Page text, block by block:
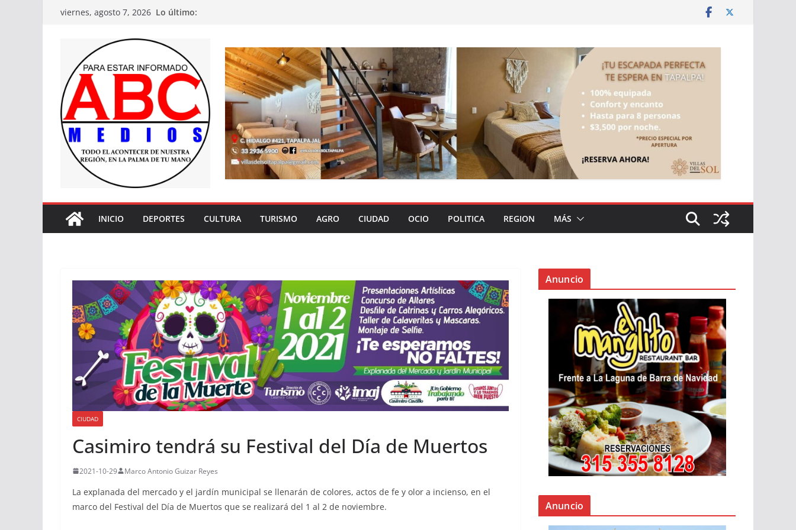
Saltarviernes, agosto 7, 2026 Lo último:
INICIO DEPORTES CULTURA TURISMO AGRO CIUDAD OCIO POLITICA REGION MÁS
CIUDAD
Casimiro tendrá su Festival del Día de Muertos
2021-10-29 Marco Antonio Guizar Reyes
La explanada del mercado y el jardín municipal se llenarán de colores, actos de fe y olor a incienso, en el
marco del Festival del Día de Muertos que se realizará del 1 al 2 de noviembre.
Anuncio
Anuncio